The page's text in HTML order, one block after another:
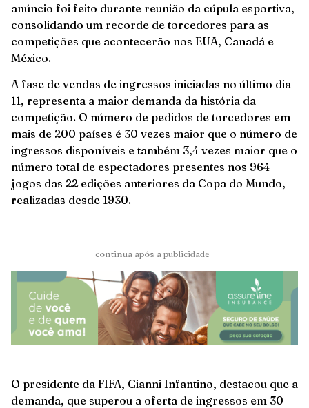
anúncio foi feito durante reunião da cúpula esportiva,
consolidando um recorde de torcedores para as
competições que acontecerão nos EUA, Canadá e
México.
A fase de vendas de ingressos iniciadas no último dia
11, representa a maior demanda da história da
competição. O número de pedidos de torcedores em
mais de 200 países é 30 vezes maior que o número de
ingressos disponíveis e também 3,4 vezes maior que o
número total de espectadores presentes nos 964
jogos das 22 edições anteriores da Copa do Mundo,
realizadas desde 1930.
______continua após a publicidade_______
O presidente da FIFA, Gianni Infantino, destacou que a
demanda, que superou a oferta de ingressos em 30